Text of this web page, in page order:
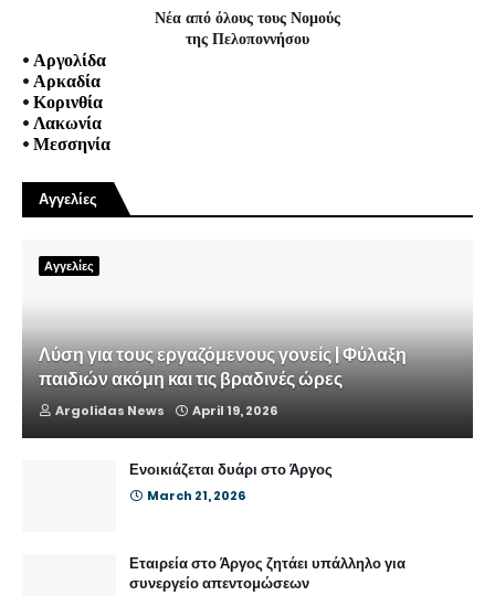
Νέα από όλους τους Νομούς
της Πελοποννήσου
• Αργολίδα
• Αρκαδία
• Κορινθία
• Λακωνία
• Μεσσηνία
Αγγελίες
Αγγελίες
Λύση για τους εργαζόμενους γονείς | Φύλαξη
παιδιών ακόμη και τις βραδινές ώρες
Argolidas News April 19, 2026
Ενοικιάζεται δυάρι στο Άργος
March 21, 2026
Εταιρεία στο Άργος ζητάει υπάλληλο για
συνεργείο απεντομώσεων